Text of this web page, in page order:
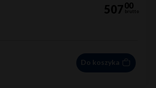
50700
brutto
Do koszyka